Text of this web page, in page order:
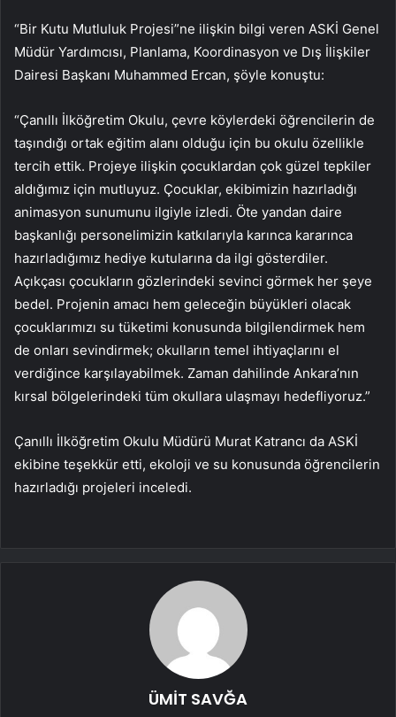
“Bir Kutu Mutluluk Projesi”ne ilişkin bilgi veren ASKİ Genel
Müdür Yardımcısı, Planlama, Koordinasyon ve Dış İlişkiler
Dairesi Başkanı Muhammed Ercan, şöyle konuştu:
“Çanıllı İlköğretim Okulu, çevre köylerdeki öğrencilerin de
taşındığı ortak eğitim alanı olduğu için bu okulu özellikle
tercih ettik. Projeye ilişkin çocuklardan çok güzel tepkiler
aldığımız için mutluyuz. Çocuklar, ekibimizin hazırladığı
animasyon sunumunu ilgiyle izledi. Öte yandan daire
başkanlığı personelimizin katkılarıyla karınca kararınca
hazırladığımız hediye kutularına da ilgi gösterdiler.
Açıkçası çocukların gözlerindeki sevinci görmek her şeye
bedel. Projenin amacı hem geleceğin büyükleri olacak
çocuklarımızı su tüketimi konusunda bilgilendirmek hem
de onları sevindirmek; okulların temel ihtiyaçlarını el
verdiğince karşılayabilmek. Zaman dahilinde Ankara’nın
kırsal bölgelerindeki tüm okullara ulaşmayı hedefliyoruz.”
Çanıllı İlköğretim Okulu Müdürü Murat Katrancı da ASKİ
ekibine teşekkür etti, ekoloji ve su konusunda öğrencilerin
hazırladığı projeleri inceledi.
ÜMİT SAVĞA